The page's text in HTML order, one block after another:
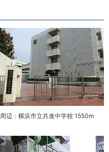
周辺：横浜市立共進中学校 1550m